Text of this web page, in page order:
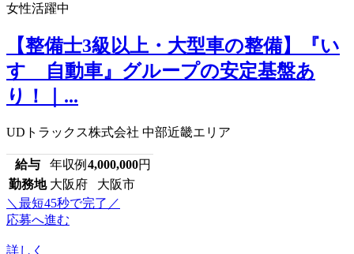
女性活躍中
【整備士3級以上・大型車の整備】『い
すゞ自動車』グループの安定基盤あ
り！｜...
UDトラックス株式会社 中部近畿エリア
給与 年収例 4,000,000円
勤務地 大阪府 大阪市
＼最短45秒で完了／
応募へ進む
詳しく